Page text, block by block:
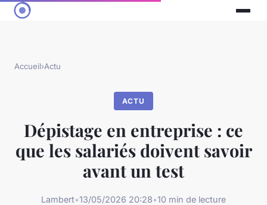
Accueil›Actu
ACTU
Dépistage en entreprise : ce
que les salariés doivent savoir
avant un test
Lambert•13/05/2026 20:28•10 min de lecture